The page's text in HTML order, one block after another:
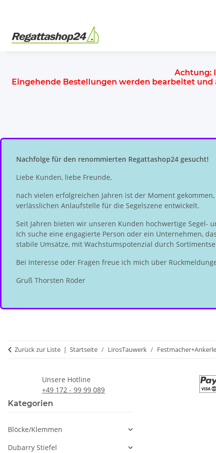
Achtung:
Eingehende Bestellungen werden bearbeitet und
Nachfolge für den renommierten Regattashop24 gesucht!
Liebe Kunden, liebe Freunde,
nach vielen erfolgreichen Jahren ist der Moment
verlässlichen Anlaufstelle für die Segelszene entwickelt.
Seit Jahren bieten wir unseren Kunden hochwertige
Ich suche eine engagierte Person oder ein Unternehmen,
stabile Umsätze, mit Wachstumspotenzial durch
Bei Interesse oder Fragen freue ich mich über
Gruß Thorsten Röder
Zurück zur Liste Startseite LirosTauwerk
Unsere Hotline
+49 172 - 99 99 089
Kategorien
Blöcke/Klemmen
Dubarry Stiefel